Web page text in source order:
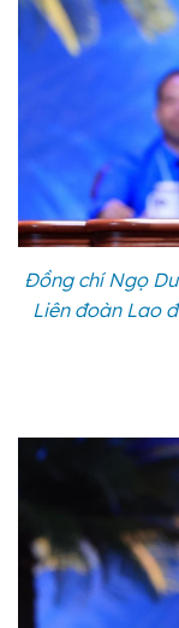
Đồng chí Ngọ
Liên đoàn Lao